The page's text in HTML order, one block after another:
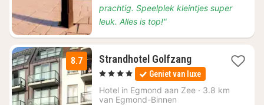
prachtig. Speelplek kleintjes super
leuk. Alles is top!"
8.7 Strandhotel Golfzang1
nacht
vanaf
€
, 4 Sterren Geniet van luxe
Hotel in Egmond aan Zee · 3.8 km
van Egmond-Binnen